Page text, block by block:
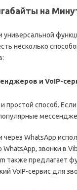
на
несколько
и VoIP-
простой способ.
через WhatsApp
WhatsApp, звонки в
также предлагает
VoIP-сервис для